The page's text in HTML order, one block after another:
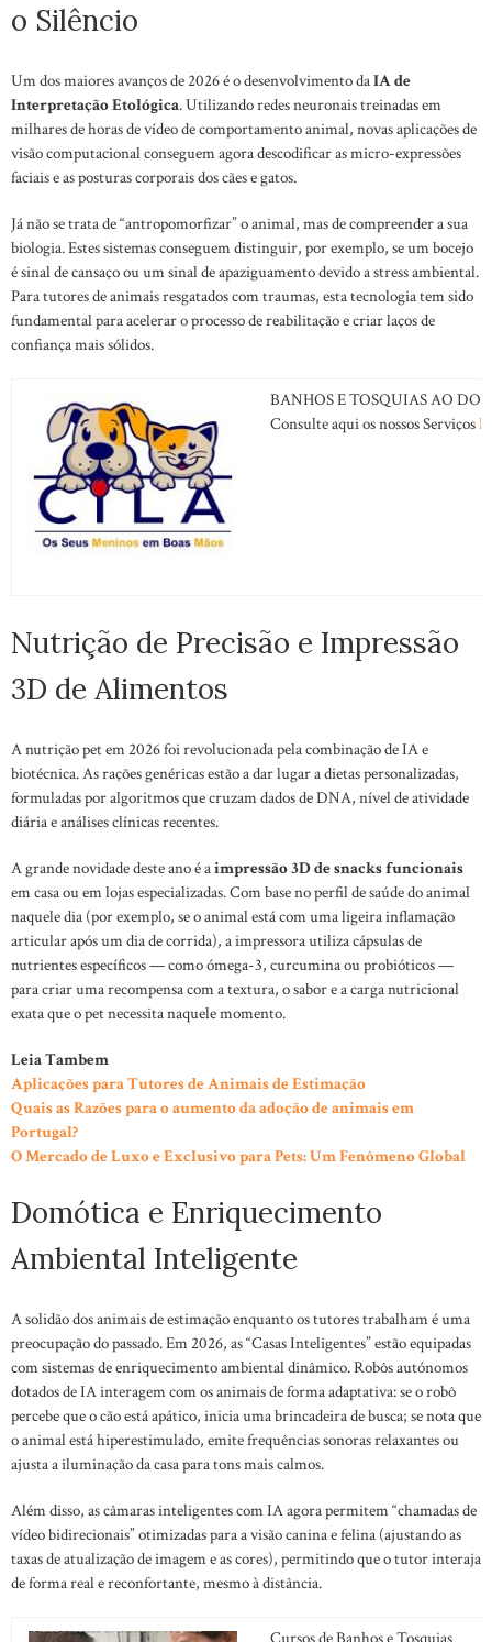
o Silêncio
Um dos maiores avanços de 2026 é o desenvolvimento daIA de
Interpretação Etológica. Utilizando redes neuronais treinadas em
milhares de horas de vídeo de comportamento animal, novas aplicações de
visão computacional conseguem agora descodificar as micro-expressões
faciais e as posturas corporais dos cães e gatos.
Já não se trata de “antropomorfizar” o animal, mas de compreender a sua
biologia. Estes sistemas conseguem distinguir, por exemplo, se um bocejo
é sinal de cansaço ou um sinal de apaziguamento devido a stress ambiental.
Para tutores de animais resgatados com traumas, esta tecnologia tem sido
fundamental para acelerar o processo de reabilitação e criar laços de
confiança mais sólidos.
BANHOS E TOSQUIAS AO
Consulte aqui os nossos Serviços
Nutrição de Precisão e Impressão
3D de Alimentos
A nutrição pet em 2026 foi revolucionada pela combinação de IA e
biotécnica. As rações genéricas estão a dar lugar a dietas personalizadas,
formuladas por algoritmos que cruzam dados de DNA, nível de atividade
diária e análises clínicas recentes.
A grande novidade deste ano é aimpressão 3D de snacks funcionais
em casa ou em lojas especializadas. Com base no perfil de saúde do animal
naquele dia (por exemplo, se o animal está com uma ligeira inflamação
articular após um dia de corrida), a impressora utiliza cápsulas de
nutrientes específicos — como ómega-3, curcumina ou probióticos —
para criar uma recompensa com a textura, o sabor e a carga nutricional
exata que o pet necessita naquele momento.
Leia Tambem
Aplicações para Tutores de Animais de Estimação
Quais as Razões para o aumento da adoção de animais em
Portugal?
O Mercado de Luxo e Exclusivo para Pets: Um Fenômeno Global
Domótica e Enriquecimento
Ambiental Inteligente
A solidão dos animais de estimação enquanto os tutores trabalham é uma
preocupação do passado. Em 2026, as “Casas Inteligentes” estão equipadas
com sistemas de enriquecimento ambiental dinâmico. Robôs autónomos
dotados de IA interagem com os animais de forma adaptativa: se o robô
percebe que o cão está apático, inicia uma brincadeira de busca; se nota que
o animal está hiperestimulado, emite frequências sonoras relaxantes ou
ajusta a iluminação da casa para tons mais calmos.
Além disso, as câmaras inteligentes com IA agora permitem “chamadas de
vídeo bidirecionais” otimizadas para a visão canina e felina (ajustando as
taxas de atualização de imagem e as cores), permitindo que o tutor interaja
de forma real e reconfortante, mesmo à distância.
Cursos de Banhos e Tosquias